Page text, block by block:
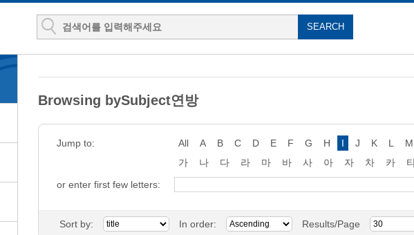
Browsing bySubject연방
Jump to: All A B C D E F G H I J K L M
가
나 다 라 마 바 사 아 자 차 카
or enter first few letters:
Sort by: In order: Results/Page